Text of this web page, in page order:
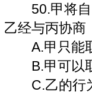
50.甲将自
乙经与丙协商
A.甲只能
B.甲可以
C.乙的行为